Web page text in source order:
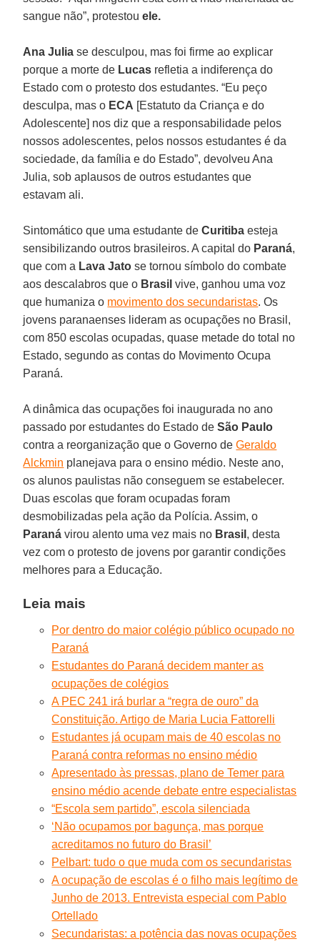
sangue não”, protestouele.
Ana Julia se desculpou, mas foi firme ao explicar
porque a morte de Lucas refletia a indiferença do
Estado com o protesto dos estudantes. “Eu peço
desculpa, mas o ECA [Estatuto da Criança e do
Adolescente] nos diz que a responsabilidade pelos
nossos adolescentes, pelos nossos estudantes é da
sociedade, da família e do Estado”, devolveu Ana
Julia, sob aplausos de outros estudantes que
estavam ali.
Sintomático que uma estudante deCuritiba esteja
sensibilizando outros brasileiros. A capital do Paraná,
que com a Lava Jato se tornou símbolo do combate
aos descalabros que o Brasil vive, ganhou uma voz
que humaniza o movimento dos secundaristas. Os
jovens paranaenses lideram as ocupações no Brasil,
com 850 escolas ocupadas, quase metade do total no
Estado, segundo as contas do Movimento Ocupa
Paraná.
A dinâmica das ocupações foi inaugurada no ano
passado por estudantes do Estado deSão Paulo
contra a reorganização que o Governo deGeraldo
Alckmin planejava para o ensino médio. Neste ano,
os alunos paulistas não conseguem se estabelecer.
Duas escolas que foram ocupadas foram
desmobilizadas pela ação da Polícia. Assim, o
Paraná virou alento uma vez mais no Brasil , desta
vez com o protesto de jovens por garantir condições
melhores para a Educação.
Leia mais
Por dentro do maior colégio público ocupado no
Paraná
Estudantes do Paraná decidem manter as
ocupações de colégios
A PEC 241 irá burlar a “regra de ouro” da
Constituição. Artigo de Maria Lucia Fattorelli
Estudantes já ocupam mais de 40 escolas no
Paraná contra reformas no ensino médio
Apresentado às pressas, plano de Temer para
ensino médio acende debate entre especialistas
“Escola sem partido”, escola silenciada
‘Não ocupamos por bagunça, mas porque
acreditamos no futuro do Brasil’
Pelbart: tudo o que muda com os secundaristas
A ocupação de escolas é o filho mais legítimo de
Junho de 2013. Entrevista especial com Pablo
Ortellado
Secundaristas: a potência das novas ocupações